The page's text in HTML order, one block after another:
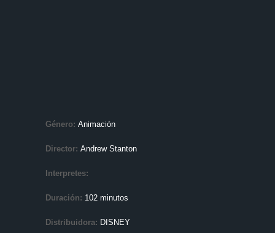
Género: Animación
Director: Andrew Stanton
Interpretes:
Duración: 102 minutos
Distribuidora: DISNEY